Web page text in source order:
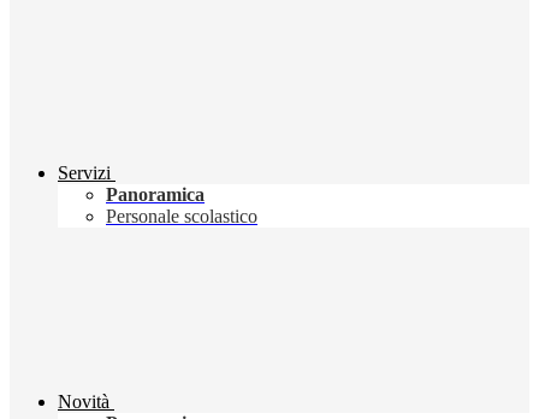
Servizi
Panoramica
Personale scolastico
Novità